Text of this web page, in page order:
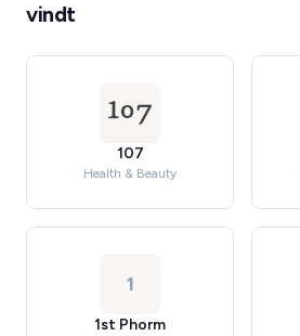
vindt
107
Health & Beauty
1
1st Phorm